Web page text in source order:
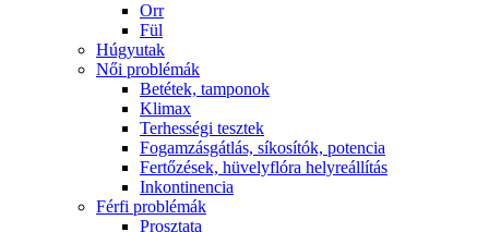
Orr
Fül
Húgyutak
Női problémák
Betétek, tamponok
Klimax
Terhességi tesztek
Fogamzásgátlás, síkosítók, potencia
Fertőzések, hüvelyflóra helyreállítás
Inkontinencia
Férfi problémák
Prosztata